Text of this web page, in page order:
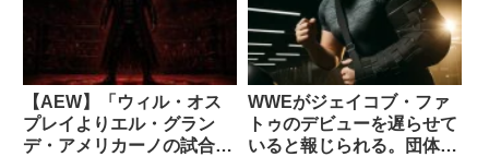
【AEW】「ウィル・オス
プレイよりエル・グラン
デ・アメリカーノの試合の
WWEがジェイコブ・ファ
トゥのデビューを遅らせて
いると報じられる。団体内